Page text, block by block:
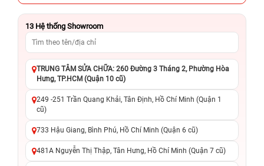
13 Hệ thống Showroom
TRUNG TÂM SỬA CHỮA: 260 Đường 3 Tháng 2, Phường Hòa
Hưng, TP.HCM (Quận 10 cũ)
249 -251 Trần Quang Khải, Tân Định, Hồ Chí Minh (Quận 1
cũ)
733 Hậu Giang, Bình Phú, Hồ Chí Minh (Quận 6 cũ)
481A Nguyễn Thị Thập, Tân Hưng, Hồ Chí Minh (Quận 7 cũ)